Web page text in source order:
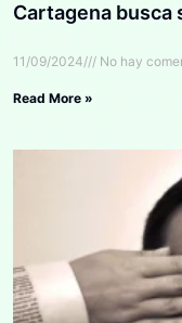
Cartagena busca
11/09/2024 No hay
Read More »